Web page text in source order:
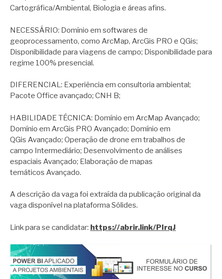
Cartográfica/Ambiental, Biologia e áreas afins.
NECESSÁRIO: Domínio em softwares de
geoprocessamento, como ArcMap, ArcGis PRO e QGis;
Disponibilidade para viagens de campo; Disponibilidade para
regime 100% presencial.
DIFERENCIAL: Experiência em consultoria ambiental;
Pacote Office avançado; CNH B;
HABILIDADE TÉCNICA: Domínio em ArcMap Avançado;
Domínio em ArcGis PRO Avançado; Domínio em
QGis Avançado; Operação de drone em trabalhos de
campo Intermediário; Desenvolvimento de análises
espaciais Avançado; Elaboração de mapas
temáticos Avançado.
A descrição da vaga foi extraída da publicação original da
vaga disponível na plataforma Sólides.
Link para se candidatar: https://abrir.link/PIrqJ